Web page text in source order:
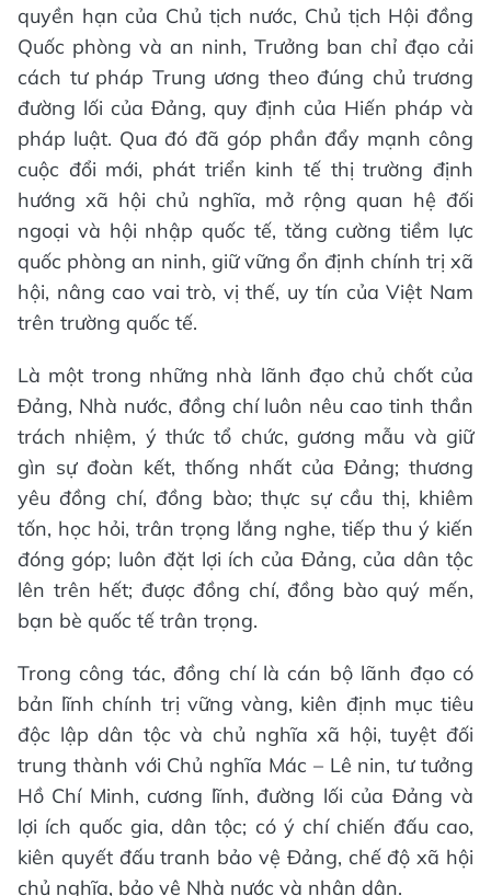
quyền hạn của Chủ tịch nước, Chủ tịch Hội đồng
Quốc phòng và an ninh, Trưởng ban chỉ đạo cải
cách tư pháp Trung ương theo đúng chủ trương
đường lối của Đảng, quy định của Hiến pháp và
pháp luật. Qua đó đã góp phần đẩy mạnh công
cuộc đổi mới, phát triển kinh tế thị trường định
hướng xã hội chủ nghĩa, mở rộng quan hệ đối
ngoại và hội nhập quốc tế, tăng cường tiềm lực
quốc phòng an ninh, giữ vững ổn định chính trị xã
hội, nâng cao vai trò, vị thế, uy tín của Việt Nam
trên trường quốc tế.
Là một trong những nhà lãnh đạo chủ chốt của
Đảng, Nhà nước, đồng chí luôn nêu cao tinh thần
trách nhiệm, ý thức tổ chức, gương mẫu và giữ
gìn sự đoàn kết, thống nhất của Đảng; thương
yêu đồng chí, đồng bào; thực sự cầu thị, khiêm
tốn, học hỏi, trân trọng lắng nghe, tiếp thu ý kiến
đóng góp; luôn đặt lợi ích của Đảng, của dân tộc
lên trên hết; được đồng chí, đồng bào quý mến,
bạn bè quốc tế trân trọng.
Trong công tác, đồng chí là cán bộ lãnh đạo có
bản lĩnh chính trị vững vàng, kiên định mục tiêu
độc lập dân tộc và chủ nghĩa xã hội, tuyệt đối
trung thành với Chủ nghĩa Mác – Lê nin, tư tưởng
Hồ Chí Minh, cương lĩnh, đường lối của Đảng và
lợi ích quốc gia, dân tộc; có ý chí chiến đấu cao,
kiên quyết đấu tranh bảo vệ Đảng, chế độ xã hội
chủ nghĩa, bảo vệ Nhà nước và nhân dân.